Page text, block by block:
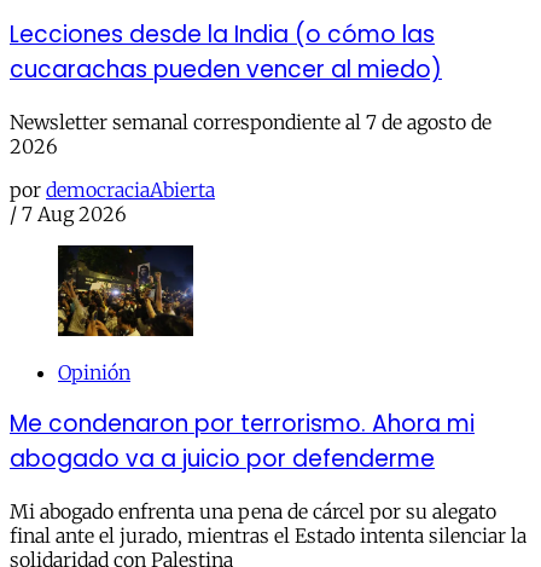
Lecciones desde la India (o cómo las
cucarachas pueden vencer al miedo)
Newsletter semanal correspondiente al 7 de agosto de
2026
por democraciaAbierta
/ 7 Aug 2026
Opinión
Me condenaron por terrorismo. Ahora mi
abogado va a juicio por defenderme
Mi abogado enfrenta una pena de cárcel por su alegato
final ante el jurado, mientras el Estado intenta silenciar la
solidaridad con Palestina